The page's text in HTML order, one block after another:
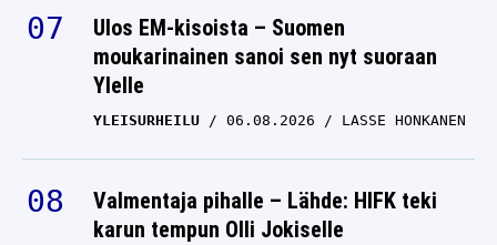
Ulos EM-kisoista – Suomen
moukarinainen sanoi sen nyt suoraan
Ylelle
YLEISURHEILU 06.08.2026 LASSE HONKANEN
Valmentaja pihalle – Lähde: HIFK teki
karun tempun Olli Jokiselle